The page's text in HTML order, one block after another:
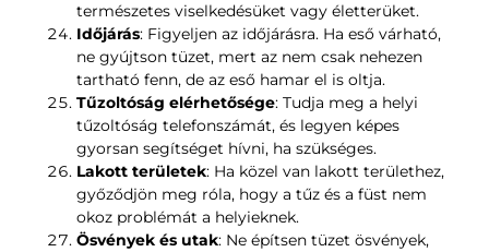
természetes viselkedésüket vagy életterüket.
Időjárás: Figyeljen az időjárásra. Ha eső várható,
ne gyújtson tüzet, mert az nem csak nehezen
tartható fenn, de az eső hamar el is oltja.
Tűzoltóság elérhetősége: Tudja meg a helyi
tűzoltóság telefonszámát, és legyen képes
gyorsan segítséget hívni, ha szükséges.
Lakott területek: Ha közel van lakott területhez,
győződjön meg róla, hogy a tűz és a füst nem
okoz problémát a helyieknek.
Ösvények és utak: Ne építsen tüzet ösvények,